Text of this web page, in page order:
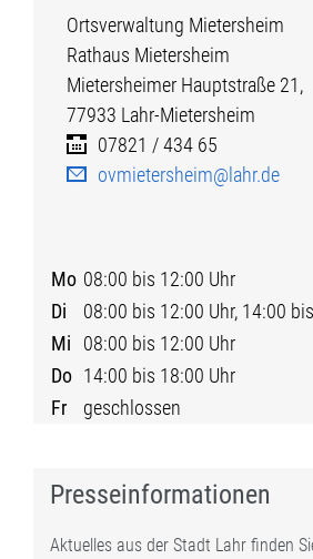
Ortsverwaltung Mietersheim
Rathaus Mietersheim
Mietersheimer Hauptstraße 21,
77933 Lahr-Mietersheim
07821 / 434 65
ovmietersheim@lahr.de
Mo 08:00 bis 12:00 Uhr
Di
08:00 bis 12:00 Uhr, 14:00
Mi
08:00 bis 12:00 Uhr
Do 14:00 bis 18:00 Uhr
Fr
geschlossen
Presseinformationen
Aktuelles aus der Stadt Lahr finden